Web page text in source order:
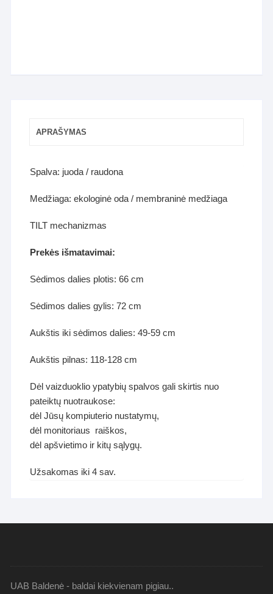
APRAŠYMAS
Spalva: juoda / raudona
Medžiaga: ekologinė oda / membraninė medžiaga
TILT mechanizmas
Prekės išmatavimai:
Sėdimos dalies plotis: 66 cm
Sėdimos dalies gylis: 72 cm
Aukštis iki sėdimos dalies: 49-59 cm
Aukštis pilnas: 118-128 cm
Dėl vaizduoklio ypatybių spalvos gali skirtis nuo
pateiktų nuotraukose:
dėl Jūsų kompiuterio nustatymų,
dėl monitoriaus raiškos,
dėl apšvietimo ir kitų sąlygų.
Užsakomas iki 4 sav.
UAB Baldenė - baldai kiekvienam pigiau..